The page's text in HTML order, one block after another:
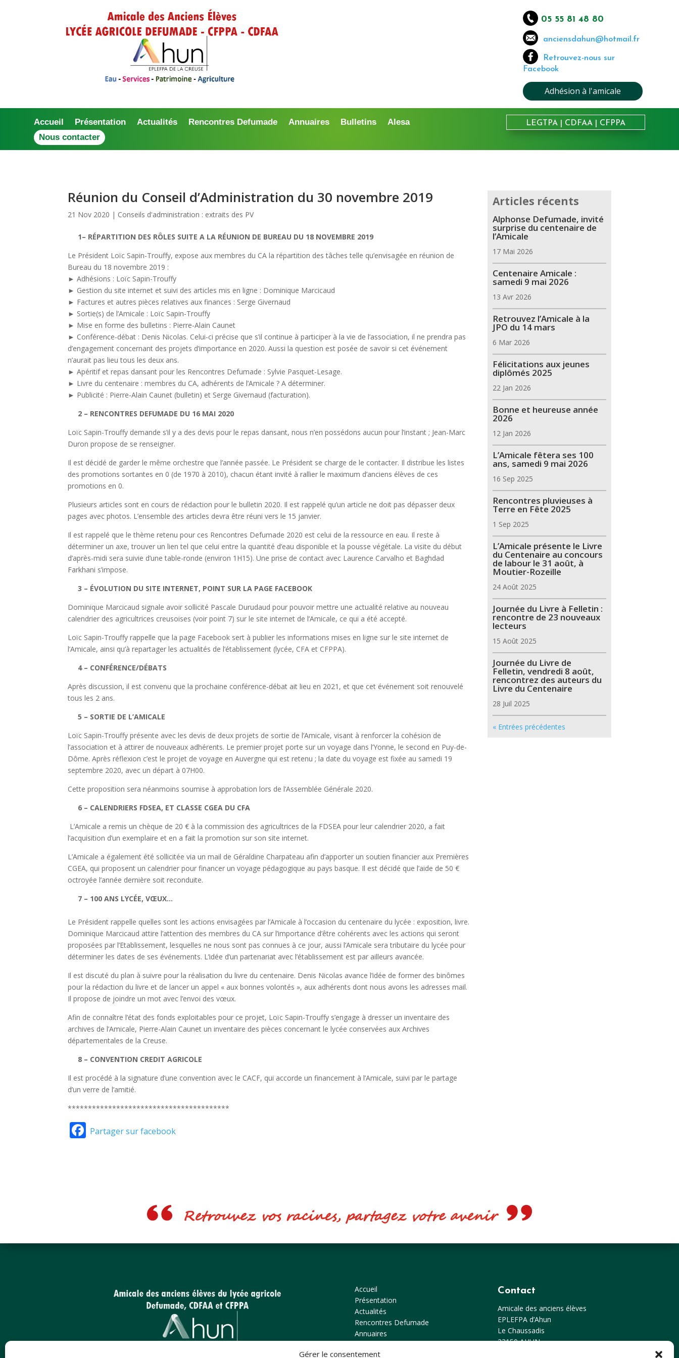
Gérer le consentement
05 55 81 48 80
anciensdahun@hotmail.fr
Retrouvez-nous sur
Facebook
Adhésion à l'amicale
Accueil Présentation Actualités Rencontres Defumade Annuaires Bulletins
Alesa
Nous contacter
LEGTPA| CDFAA| CFPPA
Réunion du Conseil d’Administration du 30 novembre 2019
21 Nov 2020 | Conseils d'administration : extraits des PV
1– RÉPARTITION DES RÔLES SUITE A LA RÉUNION DE BUREAU DU 18 NOVEMBRE 2019
Le Président Loïc Sapin-Trouffy, expose aux membres du CA la répartition des tâches telle qu’envisagée en réunion de
Bureau du 18 novembre 2019 :
► Adhésions : Loïc Sapin-Trouffy
► Gestion du site internet et suivi des articles mis en ligne : Dominique Marcicaud
► Factures et autres pièces relatives aux finances : Serge Givernaud
► Sortie(s) de l’Amicale : Loïc Sapin-Trouffy
► Mise en forme des bulletins : Pierre-Alain Caunet
► Conférence-débat : Denis Nicolas. Celui-ci précise que s’il continue à participer à la vie de l’association, il ne prendra pas
d’engagement concernant des projets d’importance en 2020. Aussi la question est posée de savoir si cet événement
n’aurait pas lieu tous les deux ans.
► Apéritif et repas dansant pour les Rencontres Defumade : Sylvie Pasquet-Lesage.
► Livre du centenaire : membres du CA, adhérents de l’Amicale ? A déterminer.
► Publicité : Pierre-Alain Caunet (bulletin) et Serge Givernaud (facturation).
2 – RENCONTRES DEFUMADE DU 16 MAI 2020
Loïc Sapin-Trouffy demande s’il y a des devis pour le repas dansant, nous n’en possédons aucun pour l’instant ; Jean-Marc
Duron propose de se renseigner.
Il est décidé de garder le même orchestre que l’année passée. Le Président se charge de le contacter. Il distribue les listes
des promotions sortantes en 0 (de 1970 à 2010), chacun étant invité à rallier le maximum d’anciens élèves de ces
promotions en 0.
Plusieurs articles sont en cours de rédaction pour le bulletin 2020. Il est rappelé qu’un article ne doit pas dépasser deux
pages avec photos. L’ensemble des articles devra être réuni vers le 15 janvier.
Il est rappelé que le thème retenu pour ces Rencontres Defumade 2020 est celui de la ressource en eau. Il reste à
déterminer un axe, trouver un lien tel que celui entre la quantité d’eau disponible et la pousse végétale. La visite du début
d’après-midi sera suivie d’une table-ronde (environ 1H15). Une prise de contact avec Laurence Carvalho et Baghdad
Farkhani s’impose.
3 – ÉVOLUTION DU SITE INTERNET, POINT SUR LA PAGE FACEBOOK
Dominique Marcicaud signale avoir sollicité Pascale Durudaud pour pouvoir mettre une actualité relative au nouveau
calendrier des agricultrices creusoises (voir point 7) sur le site internet de l’Amicale, ce qui a été accepté.
Loïc Sapin-Trouffy rappelle que la page Facebook sert à publier les informations mises en ligne sur le site internet de
l’Amicale, ainsi qu’à repartager les actualités de l’établissement (lycée, CFA et CFPPA).
4 – CONFÉRENCE/DÉBATS
Après discussion, il est convenu que la prochaine conférence-débat ait lieu en 2021, et que cet événement soit renouvelé
tous les 2 ans.
5 – SORTIE DE L’AMICALE
Loïc Sapin-Trouffy présente avec les devis de deux projets de sortie de l’Amicale, visant à renforcer la cohésion de
l’association et à attirer de nouveaux adhérents. Le premier projet porte sur un voyage dans l’Yonne, le second en Puy-de-
Dôme. Après réflexion c’est le projet de voyage en Auvergne qui est retenu ; la date du voyage est fixée au samedi 19
septembre 2020, avec un départ à 07H00.
Cette proposition sera néanmoins soumise à approbation lors de l’Assemblée Générale 2020.
6 – CALENDRIERS FDSEA, ET CLASSE CGEA DU CFA
L’Amicale a remis un chèque de 20 € à la commission des agricultrices de la FDSEA pour leur calendrier 2020, a fait
l’acquisition d’un exemplaire et en a fait la promotion sur son site internet.
L’Amicale a également été sollicitée via un mail de Géraldine Charpateau afin d’apporter un soutien financier aux Premières
CGEA, qui proposent un calendrier pour financer un voyage pédagogique au pays basque. Il est décidé que l’aide de 50 €
octroyée l’année dernière soit reconduite.
7 – 100 ANS LYCÉE, VŒUX…
Le Président rappelle quelles sont les actions envisagées par l’Amicale à l’occasion du centenaire du lycée : exposition, livre.
Dominique Marcicaud attire l’attention des membres du CA sur l’importance d’être cohérents avec les actions qui seront
proposées par l’Etablissement, lesquelles ne nous sont pas connues à ce jour, aussi l’Amicale sera tributaire du lycée pour
déterminer les dates de ses événements. L’idée d’un partenariat avec l’établissement est par ailleurs avancée.
Il est discuté du plan à suivre pour la réalisation du livre du centenaire. Denis Nicolas avance l’idée de former des binômes
pour la rédaction du livre et de lancer un appel « aux bonnes volontés », aux adhérents dont nous avons les adresses mail.
Il propose de joindre un mot avec l’envoi des vœux.
Afin de connaître l’état des fonds exploitables pour ce projet, Loïc Sapin-Trouffy s’engage à dresser un inventaire des
archives de l’Amicale, Pierre-Alain Caunet un inventaire des pièces concernant le lycée conservées aux Archives
départementales de la Creuse.
8 – CONVENTION CREDIT AGRICOLE
Il est procédé à la signature d’une convention avec le CACF, qui accorde un financement à l’Amicale, suivi par le partage
d’un verre de l’amitié.
****************************************
Facebook
Partager sur facebook
Articles récents
Alphonse Defumade, invité
surprise du centenaire de
l’Amicale
17 Mai 2026
Centenaire Amicale :
samedi 9 mai 2026
13 Avr 2026
Retrouvez l’Amicale à la
JPO du 14 mars
6 Mar 2026
Félicitations aux jeunes
diplômés 2025
22 Jan 2026
Bonne et heureuse année
2026
12 Jan 2026
L’Amicale fêtera ses 100
ans, samedi 9 mai 2026
16 Sep 2025
Rencontres pluvieuses à
Terre en Fête 2025
1 Sep 2025
L’Amicale présente le Livre
du Centenaire au concours
de labour le 31 août, à
Moutier-Rozeille
24 Août 2025
Journée du Livre à Felletin :
rencontre de 23 nouveaux
lecteurs
15 Août 2025
Journée du Livre de
Felletin, vendredi 8 août,
rencontrez des auteurs du
Livre du Centenaire
28 Juil 2025
« Entrées précédentes
Retrouvez vos racines, partagez votre avenir
Accueil
Présentation
Actualités
Rencontres Defumade
Annuaires
Alesa
Contact
Amicale des anciens élèves
EPLEFPA d’Ahun
Le Chaussadis
23150 AHUN